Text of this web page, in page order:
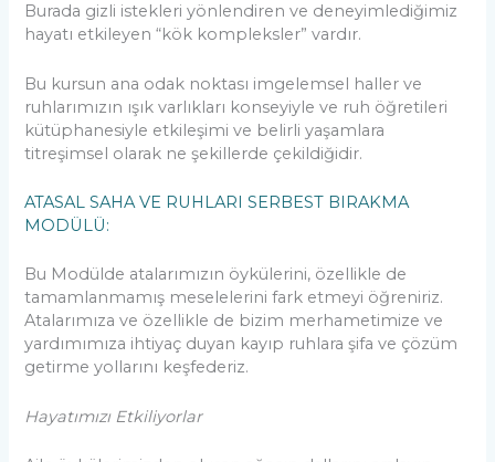
Burada gizli istekleri yönlendiren ve deneyimlediğimiz
hayatı etkileyen “kök kompleksler” vardır.
Bu kursun ana odak noktası imgelemsel haller ve
ruhlarımızın ışık varlıkları konseyiyle ve ruh öğretileri
kütüphanesiyle etkileşimi ve belirli yaşamlara
titreşimsel olarak ne şekillerde çekildiğidir.
ATASAL SAHA VE RUHLARI SERBEST BIRAKMA
MODÜLÜ:
Bu Modülde atalarımızın öykülerini, özellikle de
tamamlanmamış meselelerini fark etmeyi öğreniriz.
Atalarımıza ve özellikle de bizim merhametimize ve
yardımımıza ihtiyaç duyan kayıp ruhlara şifa ve çözüm
getirme yollarını keşfederiz.
Hayatımızı Etkiliyorlar